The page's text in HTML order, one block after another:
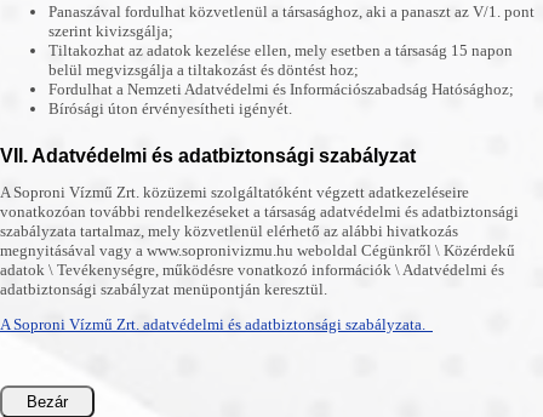
Panaszával fordulhat közvetlenül a társasághoz, aki a panaszt az V/1. pont
szerint kivizsgálja;
Tiltakozhat az adatok kezelése ellen, mely esetben a társaság 15 napon
belül megvizsgálja a tiltakozást és döntést hoz;
Fordulhat a Nemzeti Adatvédelmi és Információszabadság Hatósághoz;
Bírósági úton érvényesítheti igényét.
VII. Adatvédelmi és adatbiztonsági szabályzat
A Soproni Vízmű Zrt. közüzemi szolgáltatóként végzett adatkezeléseire
vonatkozóan további rendelkezéseket a társaság adatvédelmi és adatbiztonsági
szabályzata tartalmaz, mely közvetlenül elérhető az alábbi hivatkozás
megnyitásával vagy a www.sopronivizmu.hu weboldal Cégünkről \ Közérdekű
adatok \ Tevékenységre, működésre vonatkozó információk \ Adatvédelmi és
adatbiztonsági szabályzat menüpontján keresztül.
A Soproni Vízmű Zrt. adatvédelmi és adatbiztonsági szabályzata.
Bezár